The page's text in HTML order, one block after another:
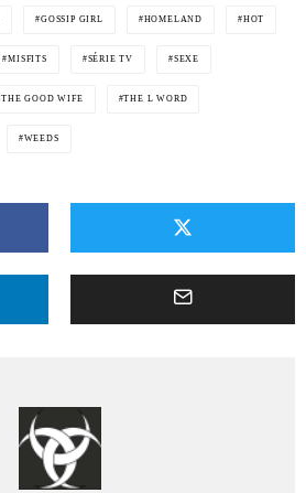
GOSSIP GIRL HOMELAND HOT
MISFITS SÉRIE TV SEXE
THE GOOD WIFE THE L WORD
WEEDS